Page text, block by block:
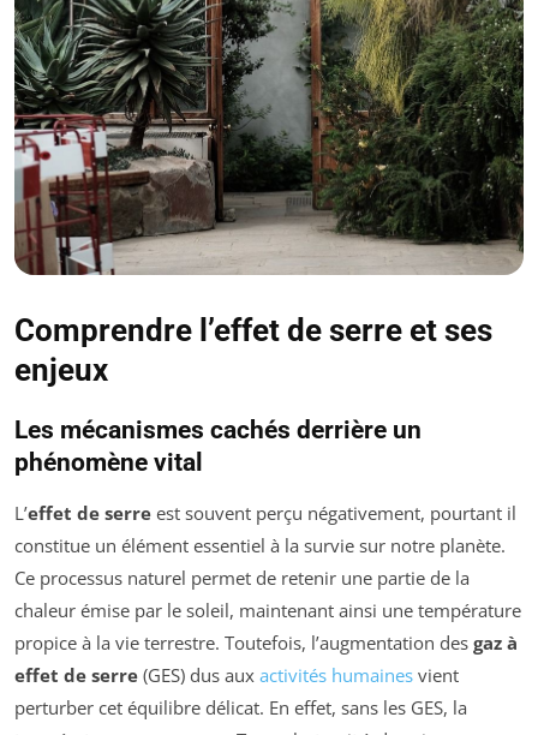
Comprendre l’effet de serre et ses
enjeux
Les mécanismes cachés derrière un
phénomène vital
L’effet de serre est souvent perçu négativement, pourtant il
constitue un élément essentiel à la survie sur notre planète.
Ce processus naturel permet de retenir une partie de la
chaleur émise par le soleil, maintenant ainsi une température
propice à la vie terrestre. Toutefois, l’augmentation des gaz à
effet de serre (GES) dus aux activités humaines vient
perturber cet équilibre délicat. En effet, sans les GES, la